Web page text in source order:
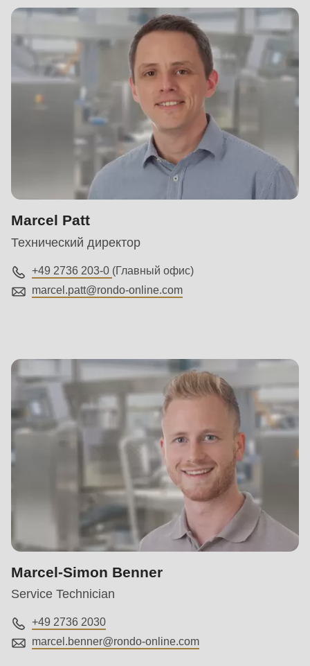
Marcel Patt
Технический директор
+49 2736 203-0 (Главный офис)
marcel.patt@rondo-online.com
Marcel-Simon Benner
Service Technician
+49 2736 2030
marcel.benner@rondo-online.com